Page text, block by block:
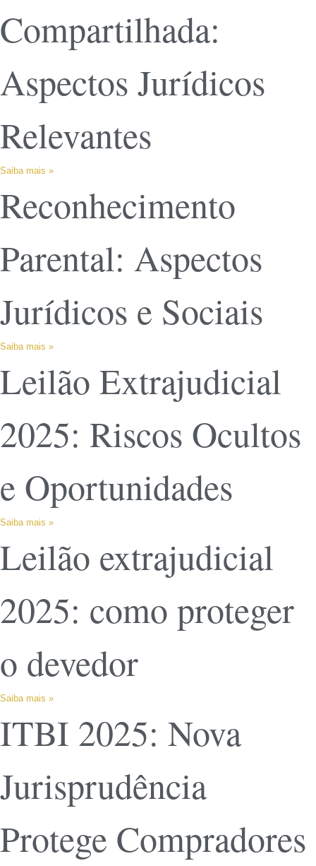
Compartilhada:
Aspectos Jurídicos
Relevantes
Saiba mais »
Reconhecimento
Parental: Aspectos
Jurídicos e Sociais
Saiba mais »
Leilão Extrajudicial
2025: Riscos Ocultos
e Oportunidades
Saiba mais »
Leilão extrajudicial
2025: como proteger
o devedor
Saiba mais »
ITBI 2025: Nova
Jurisprudência
Protege Compradores